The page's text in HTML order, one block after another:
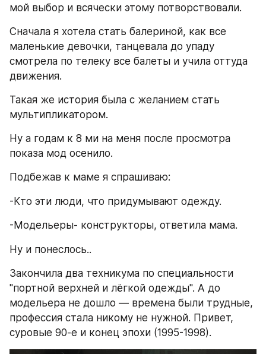
мой выбор и всячески этому потворствовали.
Сначала я хотела стать балериной, как все
маленькие девочки, танцевала до упаду
смотрела по телеку все балеты и учила оттуда
движения.
Такая же история была с желанием стать
мультипликатором.
Ну а годам к 8 ми на меня после просмотра
показа мод осенило.
Подбежав к маме я спрашиваю:
-Кто эти люди, что придумывают одежду.
-Модельеры- конструкторы, ответила мама.
Ну и понеслось..
Закончила два техникума по специальности
"портной верхней и лёгкой одежды". А до
модельера не дошло — времена были трудные,
профессия стала никому не нужной. Привет,
суровые 90-е и конец эпохи (1995-1998).